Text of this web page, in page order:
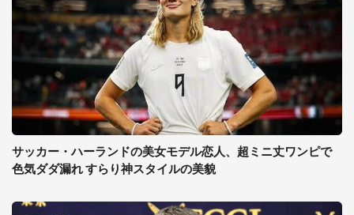
サッカー・ハーランドの美女モデル恋人、超ミニ丈ワンピで
色気ダダ漏れ すらり神スタイルの美貌